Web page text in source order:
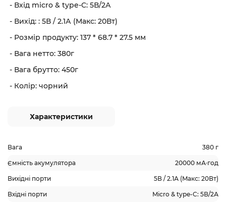
- Вхід micro & type-C: 5В/2А
- Вихід: : 5В / 2.1А (Mакс: 20Вт)
- Розмір продукту: 137 * 68.7 * 27.5 мм
- Вага нетто: 380г
- Вага брутто: 450г
- Колір: чорний
Характеристики
Вага 380 г
Ємність акумулятора 20000 мА·год
Вихідні порти 5В / 2.1А (Mакс: 20Вт)
Вхідні порти Micro & type-C: 5В/2А